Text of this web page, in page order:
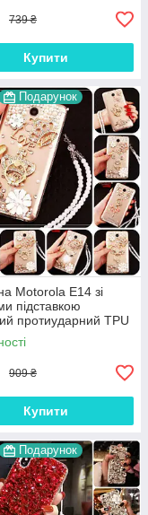
739 ₴
Купити
Подарунок
Motorola E14 зі
підставкою
протиударний TPU
909 ₴
Купити
Подарунок